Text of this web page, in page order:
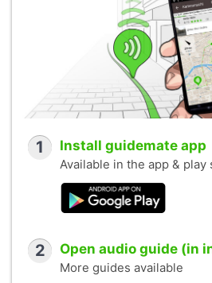
1 Install guidemate app
Available in the app & play
2 Open audio guide (in
More guides available